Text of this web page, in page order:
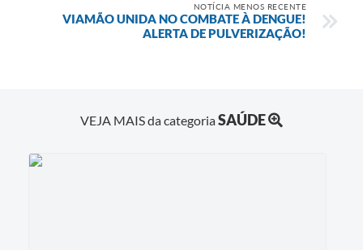
NOTÍCIA MENOS RECENTE
VIAMÃO UNIDA NO COMBATE À DENGUE!
ALERTA DE PULVERIZAÇÃO!
VEJA MAIS da categoriaSAÚDE